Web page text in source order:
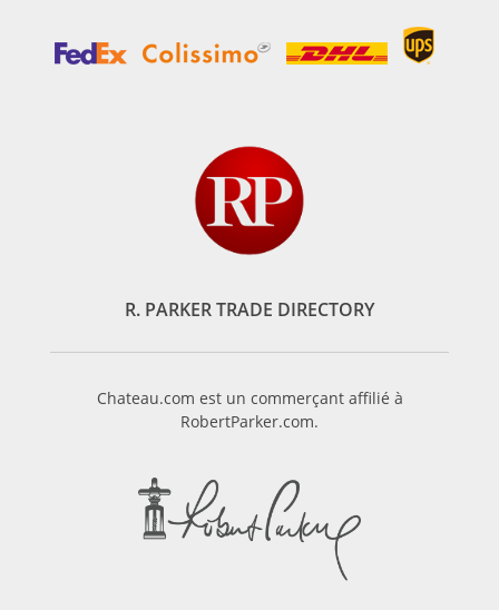
R. PARKER TRADE DIRECTORY
Chateau.com est un commerçant affilié à
RobertParker.com.